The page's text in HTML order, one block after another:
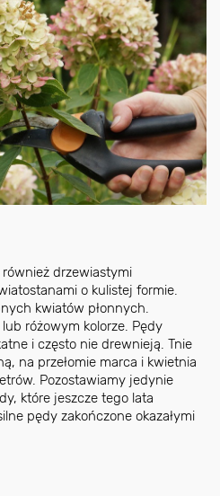
drzewiastymi
o kulistej formie.
kwiatów płonnych.
różowym kolorze. Pędy
i często nie drewnieją. Tnie
na przełomie marca i kwietnia
Pozostawiamy jedynie
które jeszcze tego lata
pędy zakończone okazałymi